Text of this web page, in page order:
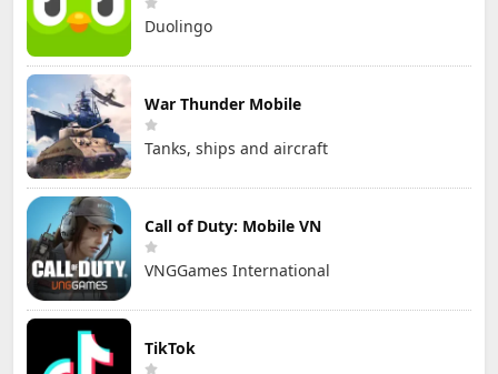
Duolingo
War Thunder Mobile
Tanks, ships and aircraft
Call of Duty: Mobile VN
VNGGames International
TikTok